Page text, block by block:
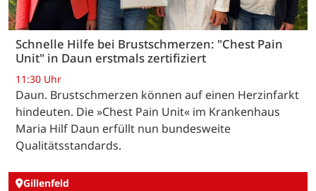
Schnelle Hilfe bei Brustschmerzen: "Chest Pain
Unit" in Daun erstmals zertifiziert
11:30 Uhr
Daun. Brustschmerzen können auf einen Herzinfarkt
hindeuten. Die »Chest Pain Unit« im Krankenhaus
Maria Hilf Daun erfüllt nun bundesweite
Qualitätsstandards.
Gillenfeld